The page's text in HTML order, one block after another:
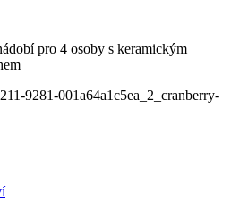
pro 4 osoby s keramickým